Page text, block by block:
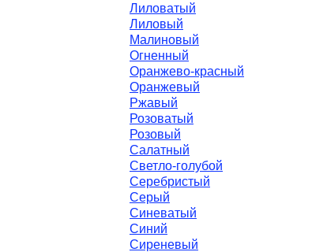
Лиловатый
Лиловый
Малиновый
Огненный
Оранжево-красный
Оранжевый
Ржавый
Розоватый
Розовый
Салатный
Светло-голубой
Серебристый
Серый
Синеватый
Синий
Сиреневый